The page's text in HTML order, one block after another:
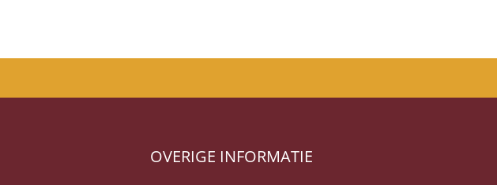
OVERIGE INFORMATIE